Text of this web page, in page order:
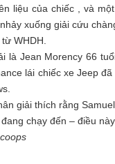
liệu của chiếc
, và
xuống giải cứu
WHDH.
là Jean Morency 66
lái chiếc xe Jeep
giải thích rằng
chạy đến – điều